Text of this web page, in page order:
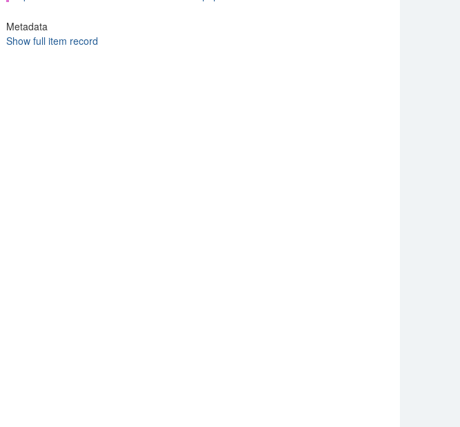
Metadata
Show full item record